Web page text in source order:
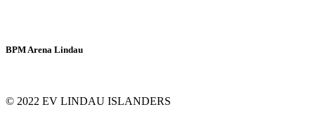
BPM Arena Lindau
© 2022 EV LINDAU ISLANDERS